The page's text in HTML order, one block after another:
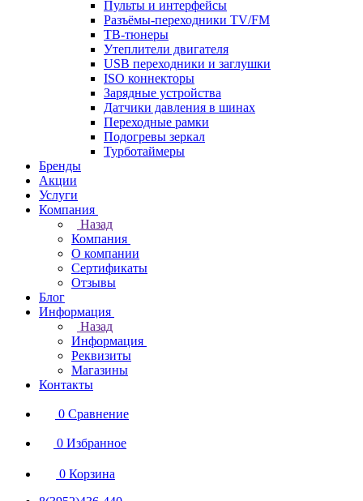
Пульты и интерфейсы
Разъёмы-переходники TV/FM
ТВ-тюнеры
Утеплители двигателя
USB переходники и заглушки
ISO коннекторы
Зарядные устройства
Датчики давления в шинах
Переходные рамки
Подогревы зеркал
Турботаймеры
Бренды
Акции
Услуги
Компания
Назад
Компания
О компании
Сертификаты
Отзывы
Блог
Информация
Назад
Информация
Реквизиты
Магазины
Контакты
0 Сравнение
0 Избранное
0 Корзина